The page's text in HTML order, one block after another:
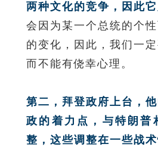
两种文化的竞争，因此
会因为某一个总统的个
的变化，因此，我们一定
而不能有侥幸心理。
第二，拜登政府上台，
政的着力点，与特朗普
整，这些调整在一些战